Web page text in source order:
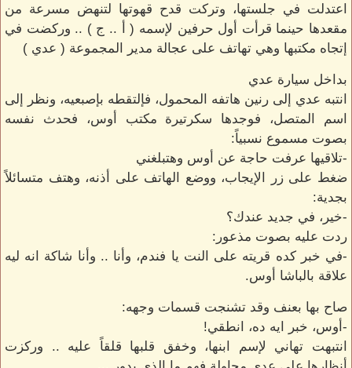
اعتدلت في جلستها، وتركت قدح قهوتها لتنهض مسرعة من
مقعدها حينما قرأت أول حرفين لإسمه ( أ .. ج ) .. وركضت في
إتجاه مكتبها وهي تهاتف على عجالة مدير المجموعة ( عدي )
بداخل سيارة عدي
انتبه عدي إلى رنين هاتفه المحمول، فإلتقطه بإصبعيه، ونظر إلى
اسم المتصل، فوجدها سكرتيرة مكتب أوس، فحدث نفسه
بصوت مسموع نسبياً:
-تلاقيها عرفت حاجة عن أوس وهتبلغني
ضغط على زر الإيجاب، ووضع الهاتف على أذنه، وهتف متسائلاً
بجدية:
-خير، في جديد عندك؟
ردت عليه بصوت مذعور:
-في خبر كده قريته على النت يا فندم، وأنا .. وأنا شاكة انه ليه
علاقة بالباشا أوس.
صاح بها بعنف وقد تشنجت قسمات وجهه:
-أوس، خبر ايه ده، انطقي!
انتبهت تهاني لإسم ابنها، وخفق قلبها قلقاً عليه .. وركزت